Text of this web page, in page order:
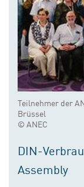
Teilnehmer der
Brüssel
© ANEC
DIN-
Assembly